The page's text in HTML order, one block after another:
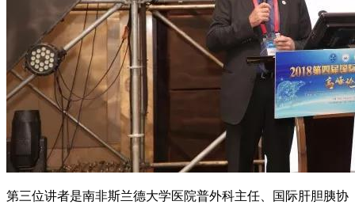
第三位讲者是南非斯兰德大学医院普外科主任、国际肝胆胰协